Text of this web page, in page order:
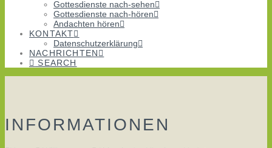
Gottesdienste nach-sehen
Gottesdienste nach-hören
Andachten hören
KONTAKT
Datenschutzerklärung
NACHRICHTEN
SEARCH
INFORMATIONEN